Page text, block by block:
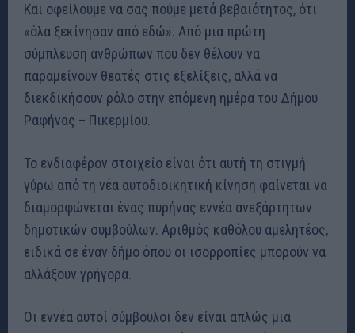
Και οφείλουμε να σας πούμε μετά βεβαιότητος, ότι
«όλα ξεκίνησαν από εδώ». Από μια πρώτη
σύμπλευση ανθρώπων που δεν θέλουν να
παραμείνουν θεατές στις εξελίξεις, αλλά να
διεκδικήσουν ρόλο στην επόμενη ημέρα του Δήμου
Ραφήνας – Πικερμίου.
Το ενδιαφέρον στοιχείο είναι ότι αυτή τη στιγμή
γύρω από τη νέα αυτοδιοικητική κίνηση φαίνεται να
διαμορφώνεται ένας πυρήνας εννέα ανεξάρτητων
δημοτικών συμβούλων. Αριθμός καθόλου αμελητέος,
ειδικά σε έναν δήμο όπου οι ισορροπίες μπορούν να
αλλάξουν γρήγορα.
Οι εννέα αυτοί σύμβουλοι δεν είναι απλώς μια